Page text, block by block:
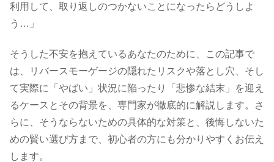
利用して、取り返しのつかないことになったらどうしよ
う…」
そうした不安を抱えているあなたのために、この記事で
は、リバースモーゲージの隠れたリスクや落とし穴、そし
て実際に「やばい」状況に陥ったり「悲惨な結末」を迎え
るケースとその背景を、専門家が徹底的に解説します。さ
らに、そうならないための具体的な対策と、後悔しないた
めの賢い選び方まで、初心者の方にも分かりやすくお伝え
します。